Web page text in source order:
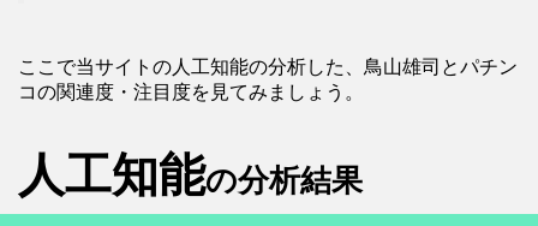
ここで当サイトの人工知能の分析した、鳥山雄司とパチン
コの関連度・注目度を見てみましょう。
人工知能の分析結果